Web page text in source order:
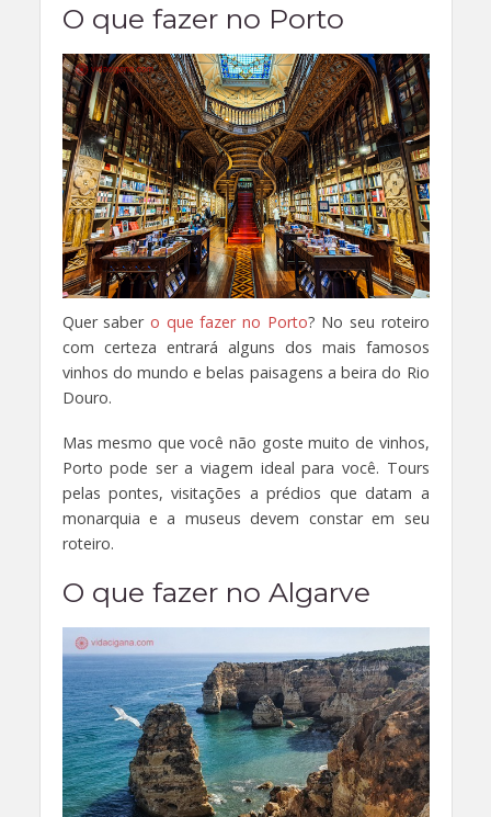
O que fazer no Porto
Quer saber o que fazer no Porto? No seu roteiro
com certeza entrará alguns dos mais famosos
vinhos do mundo e belas paisagens a beira do Rio
Douro.
Mas mesmo que você não goste muito de vinhos,
Porto pode ser a viagem ideal para você. Tours
pelas pontes, visitações a prédios que datam a
monarquia e a museus devem constar em seu
roteiro.
O que fazer no Algarve